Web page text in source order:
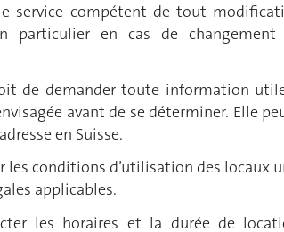
service compétent de tout
particulier en cas de changement
de demander toute information
avant de se déterminer. Elle
en Suisse.
les conditions d’utilisation des locaux
applicables.
les horaires et la durée de